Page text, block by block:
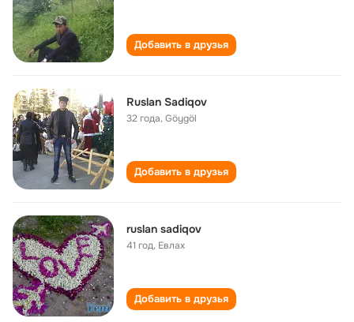
Добавить в друзья
Ruslan Sadiqov
32 года,Göygöl
Добавить в друзья
ruslan sadiqov
41 год, Евлах
Добавить в друзья